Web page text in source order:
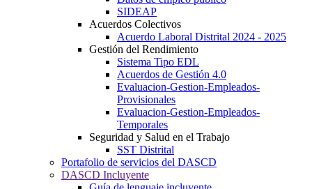
SIDEAP
Acuerdos Colectivos
Acuerdo Laboral Distrital 2024 - 2025
Gestión del Rendimiento
Sistema Tipo EDL
Acuerdos de Gestión 4.0
Evaluacion-Gestion-Empleados-
Provisionales
Evaluacion-Gestion-Empleados-
Temporales
Seguridad y Salud en el Trabajo
SST Distrital
Portafolio de servicios del DASCD
DASCD Incluyente